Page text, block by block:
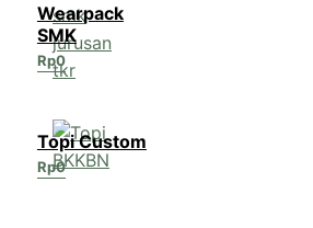
Wearpack
SMK
Rp0
Topi Custom
Rp0